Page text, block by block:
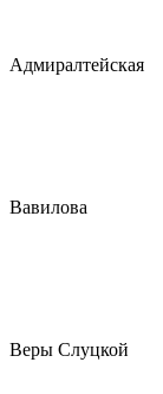
Адмиралтейская
Вавилова
Веры Слуцкой